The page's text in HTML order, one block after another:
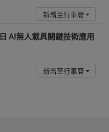
新增至行事曆
AI無人載具關鍵技術應用
新增至行事曆